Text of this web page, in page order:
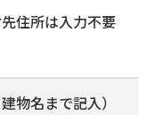
住所は入力不要
物名まで記入）